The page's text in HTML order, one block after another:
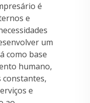
é
e
um
como base
humano,
e